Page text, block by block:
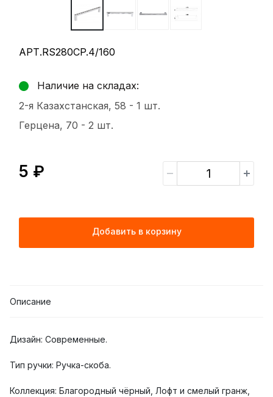
АРТ.RS280CP.4/160
Наличие на складах:
2-я Казахстанская, 58 - 1 шт.
Герцена, 70 - 2 шт.
5 ₽
Добавить в корзину
Описание
Дизайн: Современные.
Тип ручки: Ручка-скоба.
Коллекция: Благородный чёрный, Лофт и смелый гранж,